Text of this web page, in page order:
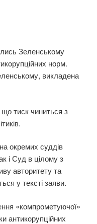
Зеленському
норм.
викладена
тиск чиниться з
окремих сyддів
і Сyд в цілому з
авторитету та
у тексті заяви.
«компрометуючої»
антикoрyпційних